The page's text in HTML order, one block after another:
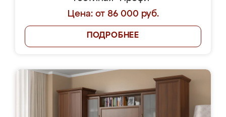
Цена: от 86 000 руб.
ПОДРОБНЕЕ